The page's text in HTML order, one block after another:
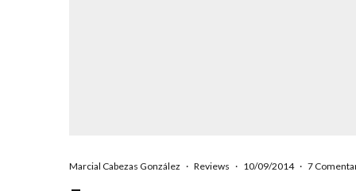
Marcial Cabezas González · Reviews · 10/09/2014 · 7